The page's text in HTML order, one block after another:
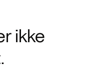
ikke